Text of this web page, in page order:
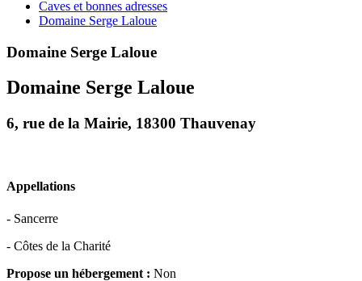
Caves et bonnes adresses
Domaine Serge Laloue
Domaine Serge Laloue
Domaine Serge Laloue
6, rue de la Mairie, 18300 Thauvenay
Appellations
- Sancerre
- Côtes de la Charité
Propose un hébergement : Non